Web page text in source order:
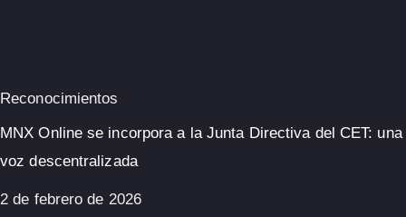
Reconocimientos
MNX Online se incorpora a la Junta Directiva del CET: una
voz descentralizada
2 de febrero de 2026